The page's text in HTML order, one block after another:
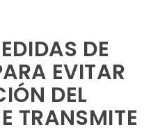
DE
EVITAR
DEL
TRANSMITE